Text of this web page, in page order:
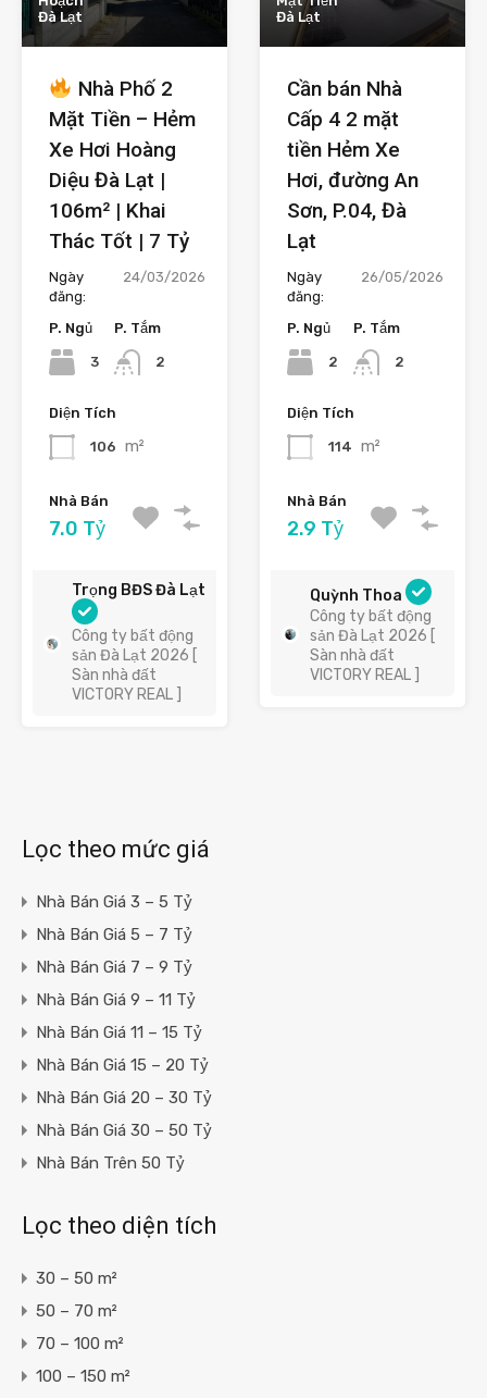
Đà Lạt
Nhà Phố 2
Mặt Tiền – Hẻm
Xe Hơi Hoàng
Diệu Đà Lạt |
106m² | Khai
Thác Tốt | 7 Tỷ
Ngày
đăng:
24/03/2026
P. Ngủ
3
P. Tắm
2
Diện Tích
106 m²
Nhà Bán
7.0 Tỷ
Trọng BĐS Đà Lạt
Công ty bất động
sản Đà Lạt 2026 [
Sàn nhà đất
VICTORY REAL ]
Đà Lạt
Cần bán Nhà
Cấp 4 2 mặt
tiền Hẻm Xe
Hơi, đường An
Sơn, P.04, Đà
Lạt
Ngày
đăng:
26/05/2026
P. Ngủ
2
P. Tắm
2
Diện Tích
114 m²
Nhà Bán
2.9 Tỷ
Quỳnh Thoa
Công ty bất động
sản Đà Lạt 2026 [
Sàn nhà đất
VICTORY REAL ]
Lọc theo mức giá
Nhà Bán Giá 3 – 5 Tỷ
Nhà Bán Giá 5 – 7 Tỷ
Nhà Bán Giá 7 – 9 Tỷ
Nhà Bán Giá 9 – 11 Tỷ
Nhà Bán Giá 11 – 15 Tỷ
Nhà Bán Giá 15 – 20 Tỷ
Nhà Bán Giá 20 – 30 Tỷ
Nhà Bán Giá 30 – 50 Tỷ
Nhà Bán Trên 50 Tỷ
Lọc theo diện tích
30 – 50 m²
50 – 70 m²
70 – 100 m²
100 – 150 m²